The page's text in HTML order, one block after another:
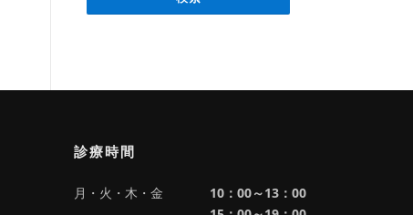
診療時間
月・火・木・金
10：00～13：00